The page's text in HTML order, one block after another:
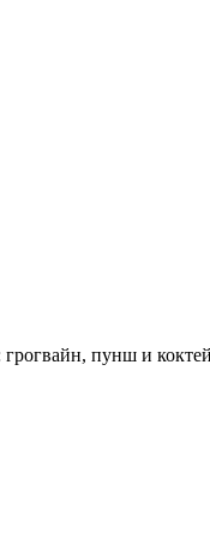
грогвайн, пунш и